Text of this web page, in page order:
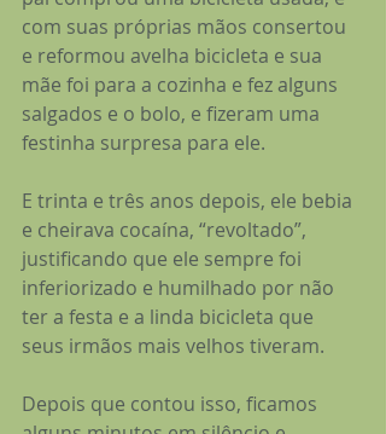
com suas próprias mãos consertou
e reformou avelha bicicleta e sua
mãe foi para a cozinha e fez alguns
salgados e o bolo, e fizeram uma
festinha surpresa para ele.
E trinta e três anos depois, ele bebia
e cheirava cocaína, “revoltado”,
justificando que ele sempre foi
inferiorizado e humilhado por não
ter a festa e a linda bicicleta que
seus irmãos mais velhos tiveram.
Depois que contou isso, ficamos